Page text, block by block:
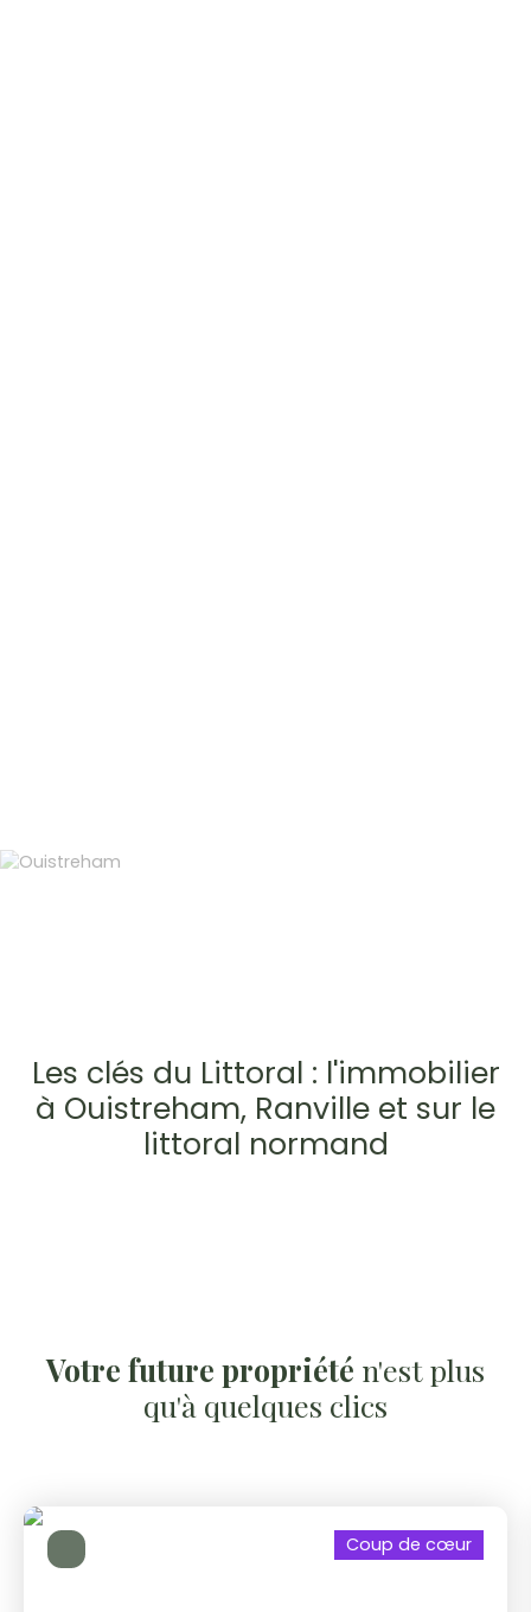
Les clés du Littoral : l'immobilier
à Ouistreham, Ranville et sur le
littoral normand
Votre future propriété n'est plus
qu'à quelques clics
Coup de cœur